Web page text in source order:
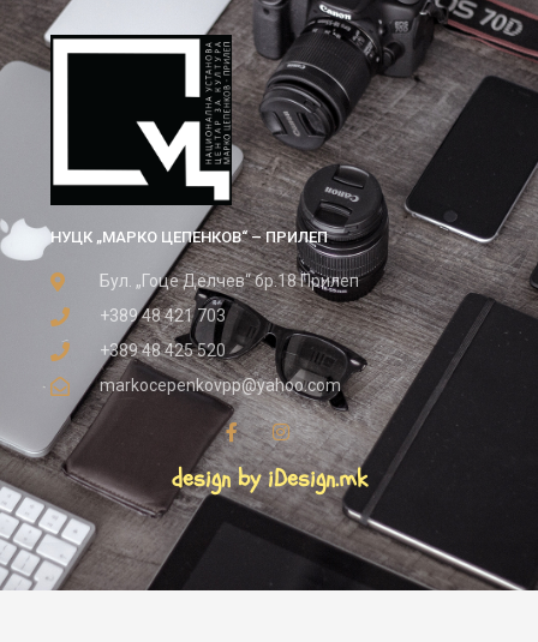
НУЦК „МАРКО ЦЕПЕНКОВ“ – ПРИЛЕП
Бул. „Гоце Делчев“ бр.18 Прилеп
+389 48 421 703
+389 48 425 520
markocepenkovpp@yahoo.com
design by iDesign.mk